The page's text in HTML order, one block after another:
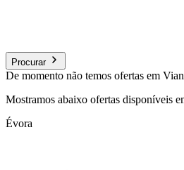
Procurar
De momento não temos ofertas em
Mostramos abaixo ofertas disponíveis
Évora